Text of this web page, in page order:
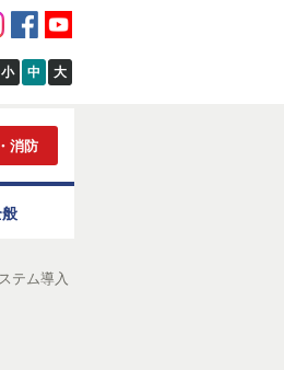
小 中 大
消防
テム導入